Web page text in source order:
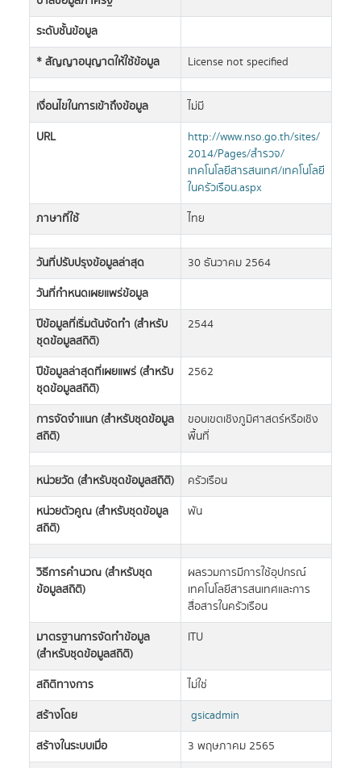
ระดับชั้นข้อมูล
* สัญญาอนุญาตให้ใช้ข้อมูล
License not specified
เงื่อนไขในการเข้าถึงข้อมูล
ไม่มี
URL
http://www.nso.go.th/sites/
2014/Pages/สำรวจ/
เทคโนโลยีสารสนเทศ/เทคโนโลยี
ในครัวเรือน.aspx
ภาษาที่ใช้
ไทย
วันที่ปรับปรุงข้อมูลล่าสุด
30 ธันวาคม 2564
วันที่กำหนดเผยแพร่ข้อมูล
ปีข้อมูลที่เริ่มต้นจัดทำ (สำหรับ
ชุดข้อมูลสถิติ)
2544
ปีข้อมูลล่าสุดที่เผยแพร่ (สำหรับ
ชุดข้อมูลสถิติ)
2562
การจัดจำแนก (สำหรับชุดข้อมูล
สถิติ)
ขอบเขตเชิงภูมิศาสตร์หรือเชิง
พื้นที่
หน่วยวัด (สำหรับชุดข้อมูลสถิติ)
ครัวเรือน
หน่วยตัวคูณ (สำหรับชุดข้อมูล
สถิติ)
พัน
วิธีการคำนวณ (สำหรับชุด
ข้อมูลสถิติ)
ผลรวมการมีการใช้อุปกรณ์
เทคโนโลยีสารสนเทศและการ
สื่อสารในครัวเรือน
มาตรฐานการจัดทำข้อมูล
(สำหรับชุดข้อมูลสถิติ)
ITU
สถิติทางการ
ไม่ใช่
สร้างโดย
gsicadmin
สร้างในระบบเมื่อ
3 พฤษภาคม 2565